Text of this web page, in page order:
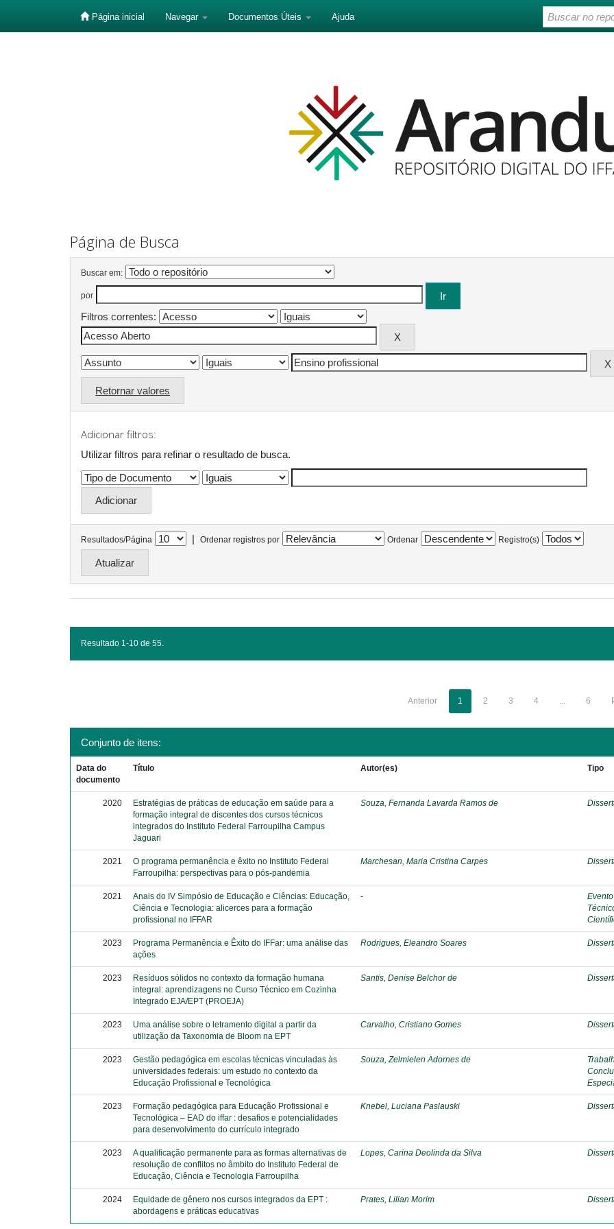
Página inicial Navegar Documentos Úteis Ajuda
Página de Busca
Buscar em:
por
Filtros correntes:
Retornar valores
Adicionar filtros:
Utilizar filtros para refinar o resultado de busca.
Resultados/Página | Ordenar registros por Ordenar Registro(s)
Resultado 1-10 de 55.
Anterior 1 2 3 4 ... 6
Conjunto de itens:
Data do
documento
Título Autor(es) Tipo
2020
Estratégias de práticas de educação em saúde para a
formação integral de discentes dos cursos técnicos
integrados do Instituto Federal Farroupilha Campus
Jaguari
Souza, Fernanda Lavarda Ramos de
2021
O programa permanência e êxito no Instituto Federal
Farroupilha: perspectivas para o pós-pandemia
Marchesan, Maria Cristina Carpes
2021
Anais do IV Simpósio de Educação e Ciências: Educação,
Ciência e Tecnologia: alicerces para a formação
profissional no IFFAR
-
Evento
2023
Programa Permanência e Êxito do IFFar: uma análise das
ações
Rodrigues, Eleandro Soares
2023
Resíduos sólidos no contexto da formação humana
integral: aprendizagens no Curso Técnico em Cozinha
Integrado EJA/EPT (PROEJA)
Santis, Denise Belchor de
2023
Uma análise sobre o letramento digital a partir da
utilização da Taxonomia de Bloom na EPT
Carvalho, Cristiano Gomes
2023
Gestão pedagógica em escolas técnicas vinculadas às
universidades federais: um estudo no contexto da
Educação Profissional e Tecnológica
Souza, Zelmielen Adornes de
2023
Formação pedagógica para Educação Profissional e
Tecnológica – EAD do iffar : desafios e potencialidades
para desenvolvimento do currículo integrado
Knebel, Luciana Paslauski
2023
A qualificação permanente para as formas alternativas de
resolução de conflitos no âmbito do Instituto Federal de
Educação, Ciência e Tecnologia Farroupilha
Lopes, Carina Deolinda da Silva
2024
Equidade de gênero nos cursos integrados da EPT :
abordagens e práticas educativas
Prates, Lilian Morim